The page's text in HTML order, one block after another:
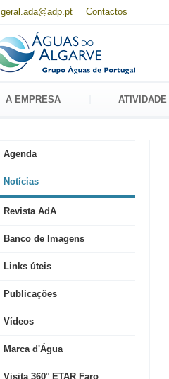
geral.ada@adp.pt Contactos
A EMPRESA ATIVIDADE
Agenda
Notícias
Revista AdA
Banco de Imagens
Links úteis
Publicações
Vídeos
Marca d'Água
Visita 360° ETAR Faro